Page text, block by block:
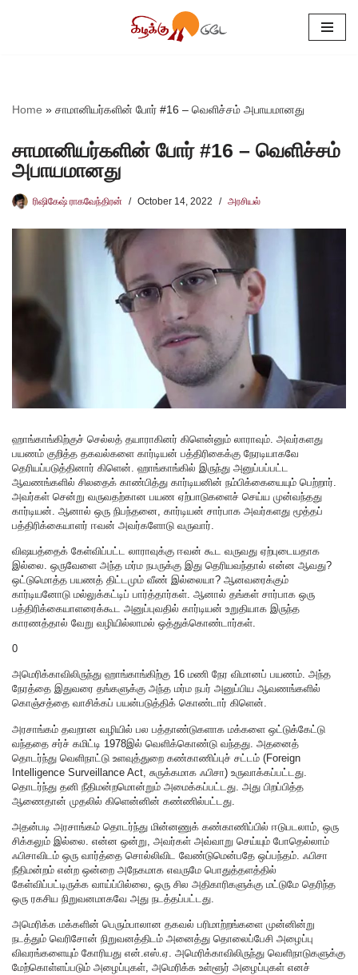
Home » சாமானியர்களின் போர் #16 – வெளிச்சம் அபாயமானது
சாமானியர்களின் போர் #16 – வெளிச்சம்
அபாயமானது
ரிஷிகேஷ் ராகவேந்திரன் October 14, 2022 அரசியல்
ஹாங்காங்கிற்குச் செல்லத் தயாராகினர் கிளென்னும் லாராவும். அவர்களது
பயணம் குறித்த தகவல்களை கார்டியன் பத்திரிகைக்கு நேரடியாகவே
தெரியப்படுத்தினார் கிளென். ஹாங்காங்கில் இருந்து அனுப்பப்பட்ட
ஆவணங்களில் சிலதைக் காண்பித்து கார்டியனின் நம்பிக்கையையும் பெற்றார்.
அவர்கள் சென்று வருவதற்கான பயண ஏற்பாடுகளைச் செய்ய முன்வந்தது
கார்டியன். ஆனால் ஒரு நிபந்தனை, கார்டியன் சார்பாக அவர்களது மூத்தப்
பத்திரிக்கையாளர் ஈவன் அவர்களோடு வருவார்.
விஷயத்தைக் கேள்விப்பட்ட லாராவுக்கு ஈவன் கூட வருவது ஏற்புடையதாக
இல்லை. ஒருவேளை அந்த மர்ம நபருக்கு இது தெரியவந்தால் என்ன ஆவது?
ஒட்டுமொத்த பயணத் திட்டமும் வீண் இல்லையா? ஆனவரைக்கும்
கார்டியனோடு மல்லுக்கட்டிப் பார்த்தார்கள். ஆனால் தங்கள் சார்பாக ஒரு
பத்திரிக்கையாளரைக்கூட அனுப்புவதில் கார்டியன் உறுதியாக இருந்த
காரணத்தால் வேறு வழியில்லாமல் ஒத்துக்கொண்டார்கள்.
0
அமெரிக்காவிலிருந்து ஹாங்காங்கிற்கு 16 மணி நேர விமானப் பயணம். அந்த
நேரத்தை இதுவரை தங்களுக்கு அந்த மர்ம நபர் அனுப்பிய ஆவணங்களில்
கொஞ்சத்தை வாசிக்கப் பயன்படுத்திக் கொண்டார் கிளென்.
அரசாங்கம் தவறான வழியில் பல பத்தாண்டுகளாக மக்களை ஒட்டுக்கேட்டு
வந்ததை சர்ச் கமிட்டி 1978இல் வெளிக்கொண்டு வந்தது. அதனைத்
தொடர்ந்து வெளிநாட்டு உளவுத்துறை கண்காணிப்புச் சட்டம் (Foreign
Intelligence Surveillance Act, சுருக்கமாக ஃபிசா) உருவாக்கப்பட்டது.
தொடர்ந்து தனி நீதிமன்றமொன்றும் அமைக்கப்பட்டது. அது பிறப்பித்த
ஆணைதான் முதலில் கிளென்னின் கண்ணில்பட்டது.
அதன்படி அரசாங்கம் தொடர்ந்து மின்னணுக் கண்காணிப்பில் ஈடுபடலாம், ஒரு
சிக்கலும் இல்லை. என்ன ஒன்று, அவர்கள் அவ்வாறு செய்யும் போதெல்லாம்
ஃபிசாவிடம் ஒரு வார்த்தை சொல்லிவிட வேண்டுமென்பதே ஒப்பந்தம். ஃபிசா
நீதிமன்றம் என்ற ஒன்றை அநேகமாக எவருமே பொதுத்தளத்தில்
கேள்விப்பட்டிருக்க வாய்ப்பில்லை, ஒரு சில அதிகாரிகளுக்கு மட்டுமே தெரிந்த
ஒரு ரகசிய நிறுவனமாகவே அது நடத்தப்பட்டது.
அமெரிக்க மக்களின் பெரும்பாலான தகவல் பரிமாற்றங்களை முன்னின்று
நடத்தும் வெரிசோன் நிறுவனத்திடம் அனைத்து தொலைப்பேசி அழைப்பு
விவரங்களையும் கோரியது என்.எஸ்.ஏ. அமெரிக்காவிலிருந்து வெளிநாடுகளுக்கு
மேற்கொள்ளப்படும் அழைப்புகள், அமெரிக்க உள்ளூர் அழைப்புகள் எனச்